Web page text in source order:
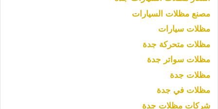
مصنع مظلات السيارات
مظلات سيارات
مظلات متحركة جدة
مظلات سواتر جدة
مظلات جدة
مظلات في جدة
شركات مظلات جدة